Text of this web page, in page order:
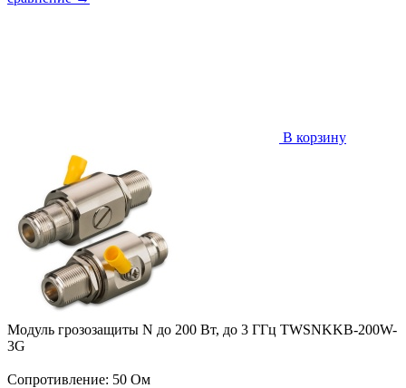
В корзину
Модуль грозозащиты N до 200 Вт, до 3 ГГц TWSNKKB-200W-
3G
Сопротивление: 50 Ом